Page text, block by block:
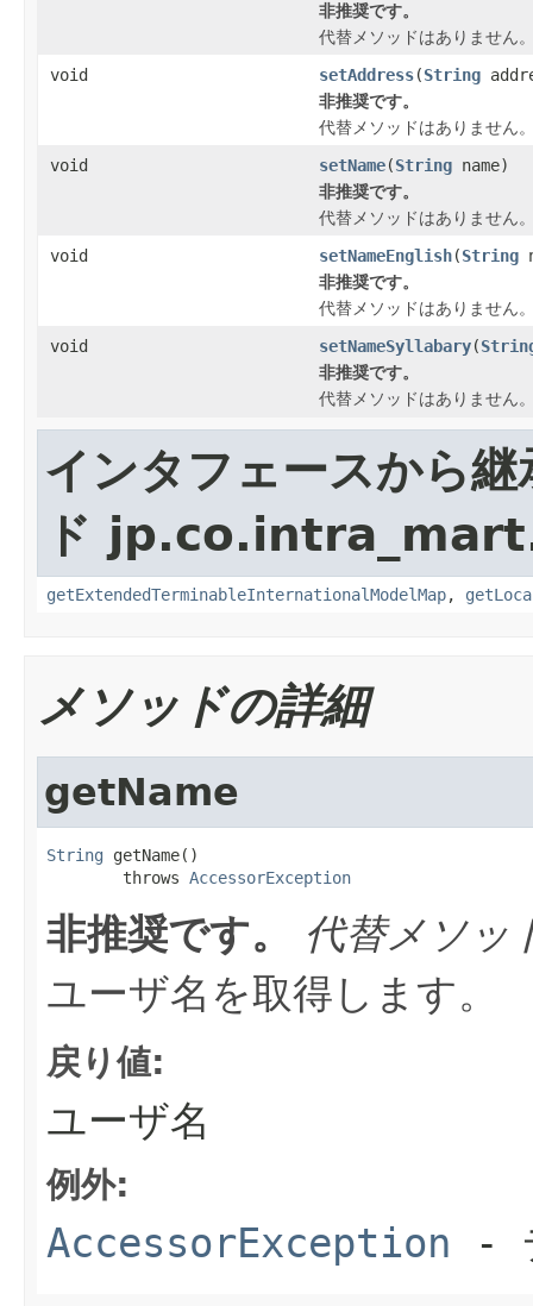
非推奨です。
代替メソッドはありません
void
setAddress(String
非推奨です。
代替メソッドはありません
void
setName(String name)
非推奨です。
代替メソッドはありません
void
setNameEnglish(String
非推奨です。
代替メソッドはありません
void
setNameSyllabary(
非推奨です。
代替メソッドはありません
インタフェースから
ド
getExtendedTerminableInternationalModelMap,
メソッドの詳細
getName
String getName()
        throws
AccessorException
非推奨です。
代替メソッ
ユーザ名を取得します。
戻り値:
ユーザ名
例外:
AccessorException -